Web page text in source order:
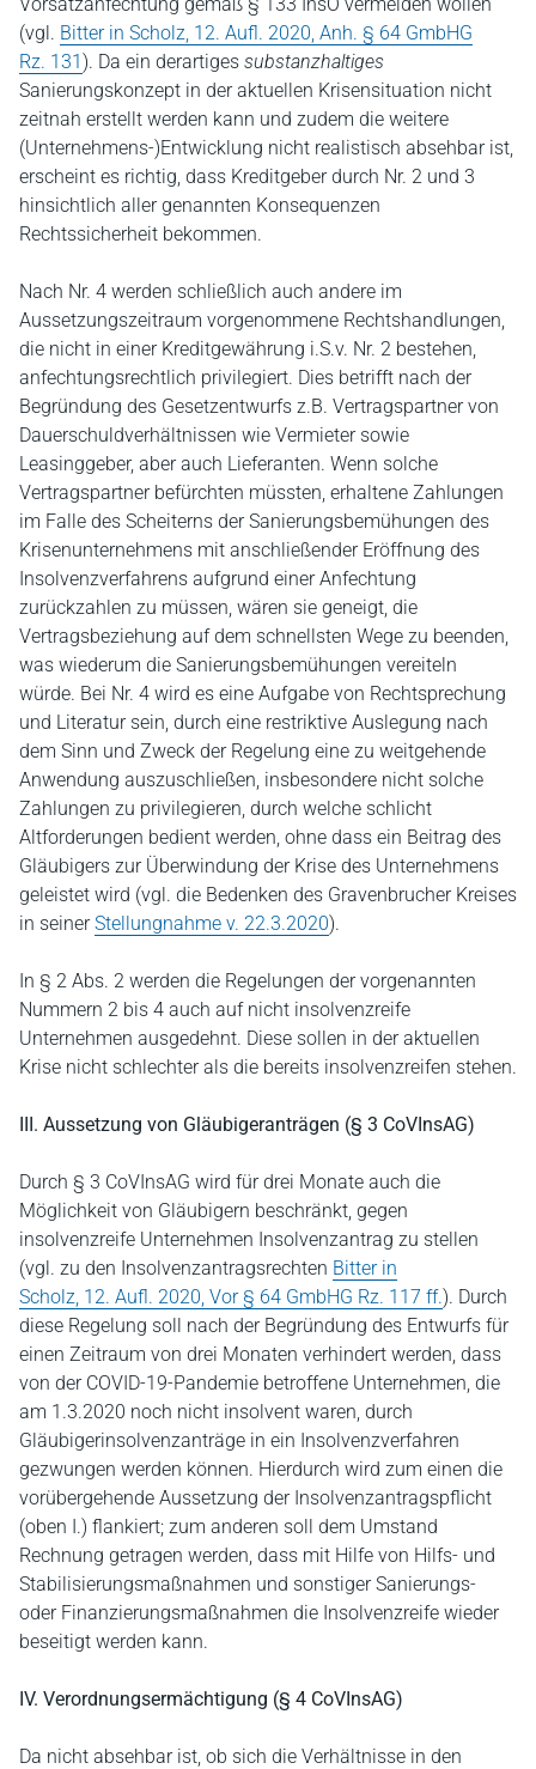
(vgl. Bitter in Scholz, 12. Aufl. 2020, Anh. § 64 GmbHG
Rz. 131). Da ein derartiges substanzhaltiges
Sanierungskonzept in der aktuellen Krisensituation nicht
zeitnah erstellt werden kann und zudem die weitere
(Unternehmens-)Entwicklung nicht realistisch absehbar ist,
erscheint es richtig, dass Kreditgeber durch Nr. 2 und 3
hinsichtlich aller genannten Konsequenzen
Rechtssicherheit bekommen.
Nach Nr. 4 werden schließlich auch andere im
Aussetzungszeitraum vorgenommene Rechtshandlungen,
die nicht in einer Kreditgewährung i.S.v. Nr. 2 bestehen,
anfechtungsrechtlich privilegiert. Dies betrifft nach der
Begründung des Gesetzentwurfs z.B. Vertragspartner von
Dauerschuldverhältnissen wie Vermieter sowie
Leasinggeber, aber auch Lieferanten. Wenn solche
Vertragspartner befürchten müssten, erhaltene Zahlungen
im Falle des Scheiterns der Sanierungsbemühungen des
Krisenunternehmens mit anschließender Eröffnung des
Insolvenzverfahrens aufgrund einer Anfechtung
zurückzahlen zu müssen, wären sie geneigt, die
Vertragsbeziehung auf dem schnellsten Wege zu beenden,
was wiederum die Sanierungsbemühungen vereiteln
würde. Bei Nr. 4 wird es eine Aufgabe von Rechtsprechung
und Literatur sein, durch eine restriktive Auslegung nach
dem Sinn und Zweck der Regelung eine zu weitgehende
Anwendung auszuschließen, insbesondere nicht solche
Zahlungen zu privilegieren, durch welche schlicht
Altforderungen bedient werden, ohne dass ein Beitrag des
Gläubigers zur Überwindung der Krise des Unternehmens
geleistet wird (vgl. die Bedenken des Gravenbrucher Kreises
in seinerStellungnahme v. 22.3.2020).
In § 2 Abs. 2 werden die Regelungen der vorgenannten
Nummern 2 bis 4 auch auf nicht insolvenzreife
Unternehmen ausgedehnt. Diese sollen in der aktuellen
Krise nicht schlechter als die bereits insolvenzreifen stehen.
III. Aussetzung von Gläubigeranträgen (§ 3 CoVInsAG)
Durch § 3 CoVInsAG wird für drei Monate auch die
Möglichkeit von Gläubigern beschränkt, gegen
insolvenzreife Unternehmen Insolvenzantrag zu stellen
(vgl. zu den Insolvenzantragsrechten Bitter in
Scholz, 12. Aufl. 2020, Vor § 64 GmbHG Rz. 117 ff.). Durch
diese Regelung soll nach der Begründung des Entwurfs für
einen Zeitraum von drei Monaten verhindert werden, dass
von der COVID-19-Pandemie betroffene Unternehmen, die
am 1.3.2020 noch nicht insolvent waren, durch
Gläubigerinsolvenzanträge in ein Insolvenzverfahren
gezwungen werden können. Hierdurch wird zum einen die
vorübergehende Aussetzung der Insolvenzantragspflicht
(oben I.) flankiert; zum anderen soll dem Umstand
Rechnung getragen werden, dass mit Hilfe von Hilfs- und
Stabilisierungsmaßnahmen und sonstiger Sanierungs-
oder Finanzierungsmaßnahmen die Insolvenzreife wieder
beseitigt werden kann.
IV. Verordnungsermächtigung (§ 4 CoVInsAG)
Da nicht absehbar ist, ob sich die Verhältnisse in den